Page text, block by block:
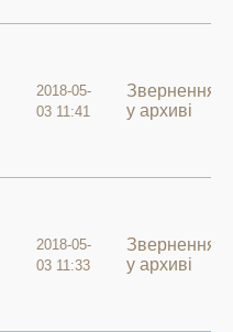
2018-05-
03 11:41
Звернення
у архиві
2018-05-
03 11:33
Звернення
у архиві